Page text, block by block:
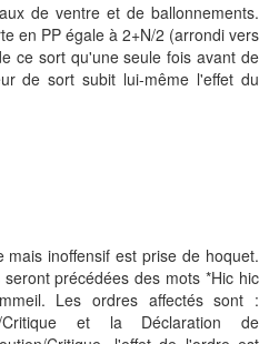
de ventre et de ballonnements.
en PP égale à 2+N/2 (arrondi vers
ce sort qu'une seule fois avant de
de sort subit lui-même l'effet du
inoffensif est prise de hoquet.
précédées des mots *Hic hic
Les ordres affectés sont :
Critique et la Déclaration de